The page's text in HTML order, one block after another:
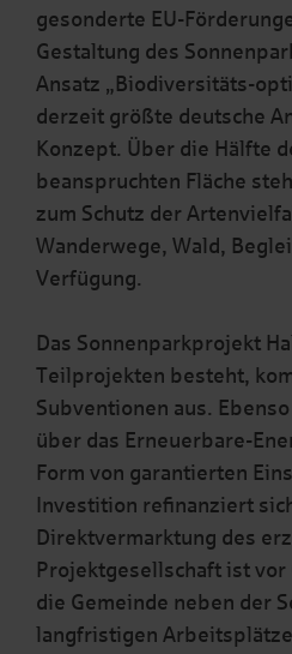
gesonderte EU-
Gestaltung des
Ansatz „Biodiversitäts-
derzeit größte deutsche
Konzept. Über die Hälfte
beanspruchten Fläche
zum Schutz der
Wanderwege, Wald,
Verfügung.
Das Sonnenparkprojekt
Teilprojekten besteht,
Subventionen aus.
über das Erneuerbare-
Form von garantierten
Investition refinanziert
Direktvermarktung des
Projektgesellschaft ist
die Gemeinde neben der
langfristigen